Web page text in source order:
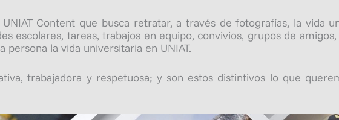
Content que busca retratar, a través de fotografías, la vida
escolares, tareas, trabajos en equipo, convivios, grupos de
la vida universitaria en UNIAT.
trabajadora y respetuosa; y son estos distintivos lo que